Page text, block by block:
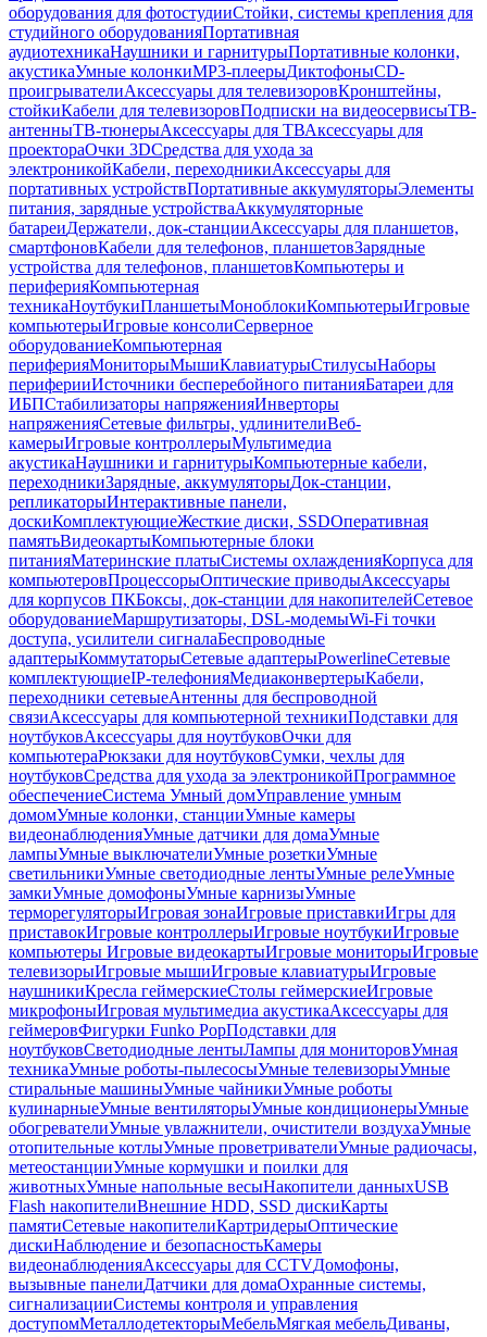
оборудования для фотостудииСтойки, системы крепления для
студийного оборудованияПортативная
аудиотехникаНаушники и гарнитурыПортативные колонки,
акустикаУмные колонкиMP3-плеерыДиктофоныCD-
проигрывателиАксессуары для телевизоровКронштейны,
стойкиКабели для телевизоровПодписки на видеосервисыТВ-
антенныТВ-тюнерыАксессуары для ТВАксессуары для
проектораОчки 3DСредства для ухода за
электроникойКабели, переходникиАксессуары для
портативных устройствПортативные аккумуляторыЭлементы
питания, зарядные устройстваАккумуляторные
батареиДержатели, док-станцииАксессуары для планшетов,
смартфоновКабели для телефонов, планшетовЗарядные
устройства для телефонов, планшетовКомпьютеры и
периферияКомпьютерная
техникаНоутбукиПланшетыМоноблокиКомпьютерыИгровые
компьютерыИгровые консолиСерверное
оборудованиеКомпьютерная
периферияМониторыМышиКлавиатурыСтилусыНаборы
периферииИсточники бесперебойного питанияБатареи для
ИБПСтабилизаторы напряженияИнверторы
напряженияСетевые фильтры, удлинителиВеб-
камерыИгровые контроллерыМультимедиа
акустикаНаушники и гарнитурыКомпьютерные кабели,
переходникиЗарядные, аккумуляторыДок-станции,
репликаторыИнтерактивные панели,
доскиКомплектующиеЖесткие диски, SSDОперативная
памятьВидеокартыКомпьютерные блоки
питанияМатеринские платыСистемы охлажденияКорпуса для
компьютеровПроцессорыОптические приводыАксессуары
для корпусов ПКБоксы, док-станции для накопителейСетевое
оборудованиеМаршрутизаторы, DSL-модемыWi-Fi точки
доступа, усилители сигналаБеспроводные
адаптерыКоммутаторыСетевые адаптерыPowerlineСетевые
комплектующиеIP-телефонияМедиаконвертерыКабели,
переходники сетевыеАнтенны для беспроводной
связиАксессуары для компьютерной техникиПодставки для
ноутбуковАксессуары для ноутбуковОчки для
компьютераРюкзаки для ноутбуковСумки, чехлы для
ноутбуковСредства для ухода за электроникойПрограммное
обеспечениеСистема Умный домУправление умным
домомУмные колонки, станцииУмные камеры
видеонаблюденияУмные датчики для домаУмные
лампыУмные выключателиУмные розеткиУмные
светильникиУмные светодиодные лентыУмные релеУмные
замкиУмные домофоныУмные карнизыУмные
терморегуляторыИгровая зонаИгровые приставкиИгры для
приставокИгровые контроллерыИгровые ноутбукиИгровые
компьютеры Игровые видеокартыИгровые мониторыИгровые
телевизорыИгровые мышиИгровые клавиатурыИгровые
наушникиКресла геймерскиеСтолы геймерскиеИгровые
микрофоныИгровая мультимедиа акустикаАксессуары для
геймеровФигурки Funko PopПодставки для
ноутбуковСветодиодные лентыЛампы для мониторовУмная
техникаУмные роботы-пылесосыУмные телевизорыУмные
стиральные машиныУмные чайникиУмные роботы
кулинарныеУмные вентиляторыУмные кондиционерыУмные
обогревателиУмные увлажнители, очистители воздухаУмные
отопительные котлыУмные проветривателиУмные радиочасы,
метеостанцииУмные кормушки и поилки для
животныхУмные напольные весыНакопители данныхUSB
Flash накопителиВнешние HDD, SSD дискиКарты
памятиСетевые накопителиКартридерыОптические
дискиНаблюдение и безопасностьКамеры
видеонаблюденияАксессуары для CCTVДомофоны,
вызывные панелиДатчики для домаОхранные системы,
сигнализацииСистемы контроля и управления
доступомМеталлодетекторыМебельМягкая мебельДиваны,